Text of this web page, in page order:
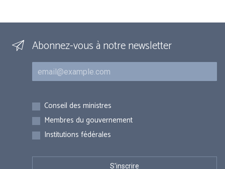
Abonnez-vous à notre newsletter
Courriel
Inscriptions
Conseil des ministres
Membres du gouvernement
Institutions fédérales